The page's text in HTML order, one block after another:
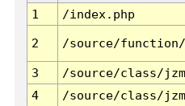
1
/index.php
2 /source/
3 /source/class/
4
/source/class/